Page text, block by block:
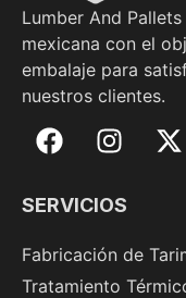
Lumber And
mexicana con el
embalaje para
nuestros clientes.
SERVICIOS
Fabricación de
Tratamiento